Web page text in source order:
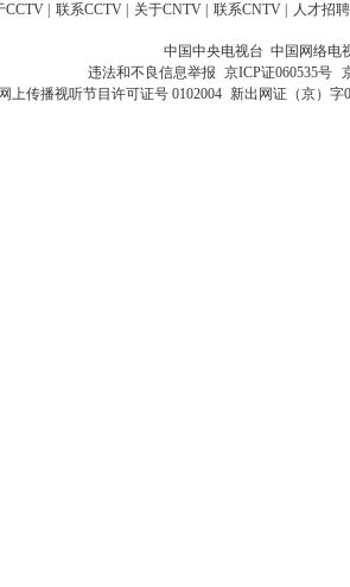
CCTV 联系CCTV 关于CNTV 联系CNTV 人才招聘
中国中央电视台 中国网络电
违法和不良信息举报 京ICP证060535号
网上传播视听节目许可证号 0102004 新出网证（京）